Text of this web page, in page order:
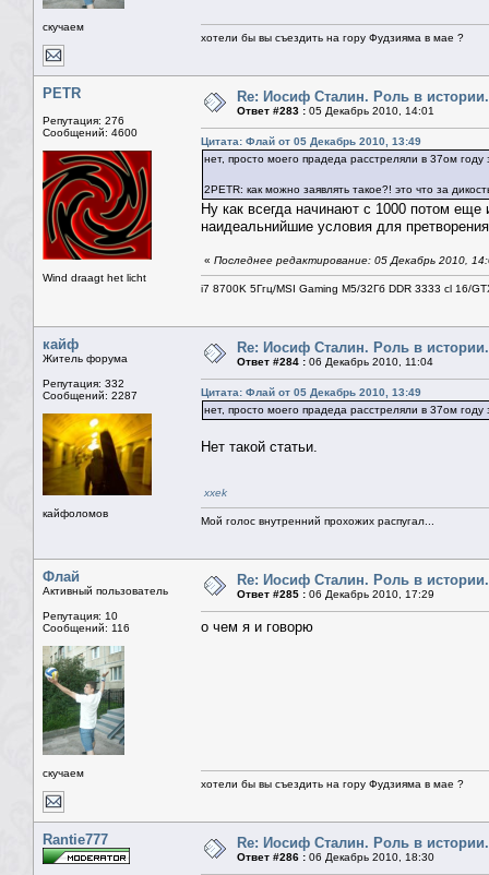
скучаем
хотели бы вы съездить на гору Фудзияма в мае ?
PETR
Репутация: 276
Сообщений: 4600
Wind draagt het licht
Re: Иосиф Сталин. Роль в истории.
Ответ #283 : 05 Декабрь 2010, 14:01
Цитата: Флай от 05 Декабрь 2010, 13:49
нет, просто моего прадеда расстреляли в 37ом году
2PETR: как можно заявлять такое?! это что за
Ну как всегда начинают с 1000 потом еще
наидеальнийшие условия для
« Последнее редактирование: 05 Декабрь 2010,
i7 8700K 5Ггц/MSI Gaming M5/32Гб DDR 3333 cl 16/
кайф
Житель форума
Репутация: 332
Сообщений: 2287
кайфоломов
Re: Иосиф Сталин. Роль в истории.
Ответ #284 : 06 Декабрь 2010, 11:04
Цитата: Флай от 05 Декабрь 2010, 13:49
нет, просто моего прадеда расстреляли в 37ом году
Нет такой статьи.
xxek
Мой голос внутренний прохожих распугал...
Флай
Активный пользователь
Репутация: 10
Сообщений: 116
скучаем
Re: Иосиф Сталин. Роль в истории.
Ответ #285 : 06 Декабрь 2010, 17:29
о чем я и говорю
хотели бы вы съездить на гору Фудзияма в мае ?
Rantie777 Re: Иосиф Сталин. Роль в истории.
Ответ #286 : 06 Декабрь 2010, 18:30